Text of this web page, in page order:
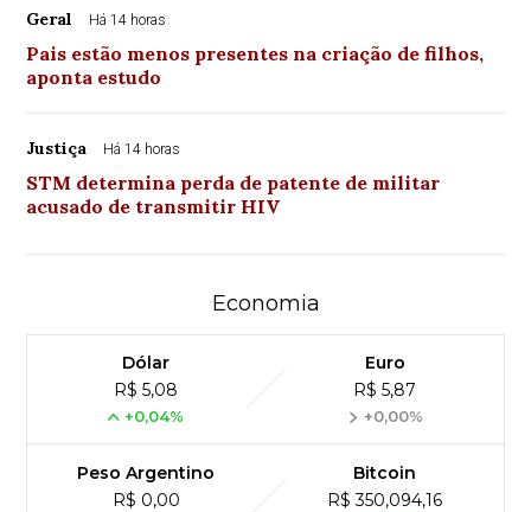
Geral Há 14 horas
Pais estão menos presentes na criação de filhos,
aponta estudo
Justiça Há 14 horas
STM determina perda de patente de militar
acusado de transmitir HIV
Economia
Dólar
R$ 5,08
+0,04%
Euro
R$ 5,87
+0,00%
Peso Argentino
R$ 0,00
Bitcoin
R$ 350,094,16